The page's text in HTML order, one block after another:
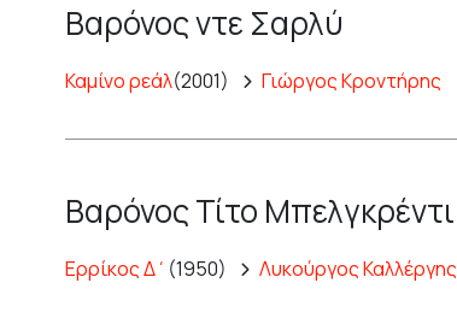
Βαρόνος ντε Σαρλύ
Καμίνο ρεάλ(2001) Γιώργος Κροντήρης
Βαρόνος Τίτο Μπελγκρέντι
Ερρίκος Δ΄ (1950) Λυκούργος Καλλέργης